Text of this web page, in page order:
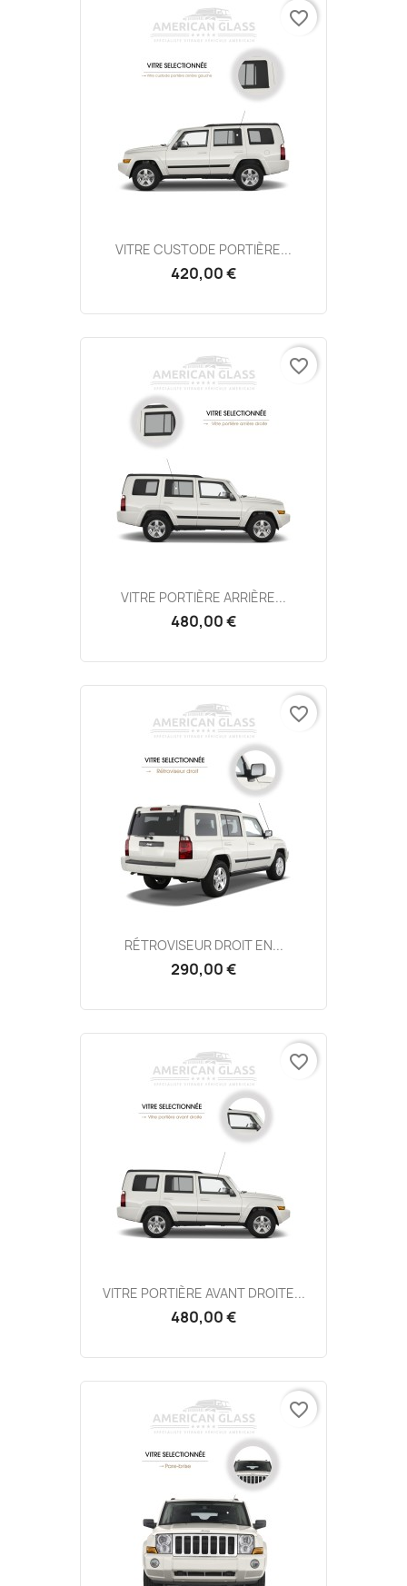
VITRE CUSTODE PORTIÈRE...
420,00 €
favorite_border
VITRE PORTIÈRE ARRIÈRE...
480,00 €
favorite_border
RÉTROVISEUR DROIT EN...
290,00 €
favorite_border
VITRE PORTIÈRE AVANT DROITE...
480,00 €
favorite_border
favorite_border